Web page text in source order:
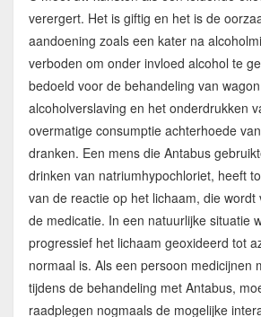
verergert. Het is giftig en het is de
aandoening zoals een kater na
verboden om onder invloed alcohol te
bedoeld voor de behandeling van
alcoholverslaving en het onderdrukken
overmatige consumptie achterhoede
dranken. Een mens die Antabus
drinken van natriumhypochloriet, heeft
van de reactie op het lichaam, die
de medicatie. In een natuurlijke situatie
progressief het lichaam geoxideerd tot
normaal is. Als een persoon medicijnen
tijdens de behandeling met Antabus,
raadplegen nogmaals de mogelijke